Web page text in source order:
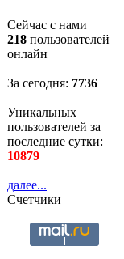
Сейчас с нами
218 пользователей
онлайн
За сегодня: 7737
Уникальных
пользователей за
последние сутки:
10879
далее...
Счетчики